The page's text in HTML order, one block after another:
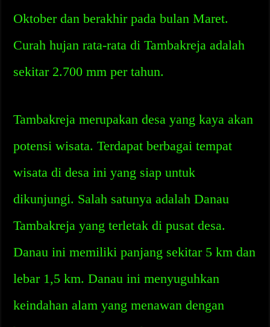
Oktober dan berakhir pada bulan Maret.
Curah hujan rata-rata di Tambakreja adalah
sekitar 2.700 mm per tahun.
Tambakreja merupakan desa yang kaya akan
potensi wisata. Terdapat berbagai tempat
wisata di desa ini yang siap untuk
dikunjungi. Salah satunya adalah Danau
Tambakreja yang terletak di pusat desa.
Danau ini memiliki panjang sekitar 5 km dan
lebar 1,5 km. Danau ini menyuguhkan
keindahan alam yang menawan dengan